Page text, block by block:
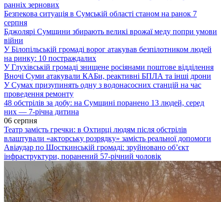
ранніх зернових
Безпекова ситуація в Сумській області станом на ранок 7
серпня
Бджолярі Сумщини збирають великі врожаї меду попри умови
війни
У Білопільській громаді ворог атакував безпілотником людей
на ринку: 10 постраждалих
У Глухівській громаді знищене росіянами поштове відділення
Вночі Суми атакували КАБи, реактивні БПЛА та інші дрони
У Сумах призупинять одну з водонасосних станцій на час
проведення ремонту
48 обстрілів за добу: на Сумщині поранено 13 людей, серед
них — 7-річна дитина
06 серпня
Театр замість гречки: в Охтирці людям після обстрілів
влаштували «акторську розрядку» замість реальної допомоги
Авіаудар по Шосткинській громаді: зруйновано об’єкт
інфраструктури, поранений 57-річний чоловік